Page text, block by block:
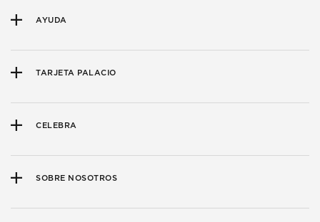
AYUDA
TARJETA PALACIO
CELEBRA
SOBRE NOSOTROS